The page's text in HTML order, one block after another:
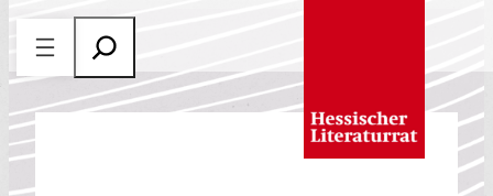
Zum
Inhalt
springen
h